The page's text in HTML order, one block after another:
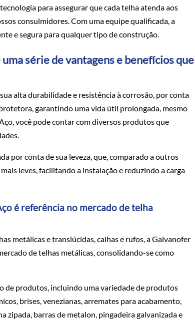
para assegurar que cada telha atenda aos
consulmidores. Com uma equipe qualificada, a
e segura para qualquer tipo de construção.
série de vantagens e benefícios que
alta durabilidade e resistência à corrosão, por conta
garantindo uma vida útil prolongada, mesmo
você pode contar com diversos produtos que
por conta de sua leveza, que, comparado a outros
leves, facilitando a instalação e reduzindo a carga
é referência no mercado de telha
metálicas e translúcidas, calhas e rufos, a Galvanofer
de telhas metálicas, consolidando-se como
de produtos, incluindo uma variedade de produtos
brises, venezianas, arremates para acabamento,
barras de metalon, pingadeira galvanizada e